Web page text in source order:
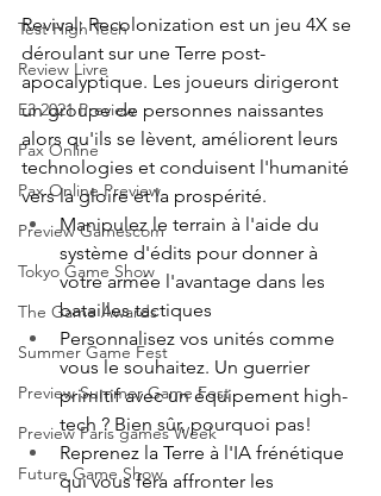
Test High Tech
Review Livre
E3 2021 Preview
Pax Online
Pax Online Preview
Preview Gamescom
Tokyo Game Show
The Game Awards
Summer Game Fest
Preview Summer Game Fest
Preview Paris games Week
Future Game Show
Revival: Recolonization est un jeu 4X se
déroulant sur une Terre post-
apocalyptique. Les joueurs dirigeront
un groupe de personnes naissantes
alors qu'ils se lèvent, améliorent leurs
technologies et conduisent l'humanité
vers la gloire et la prospérité.
Manipulez le terrain à l'aide du
système d'édits pour donner à
votre armée l'avantage dans les
batailles tactiques
Personnalisez vos unités comme
vous le souhaitez. Un guerrier
primitif avec un équipement high-
tech ? Bien sûr, pourquoi pas!
Reprenez la Terre à l'IA frénétique
qui vous fera affronter les